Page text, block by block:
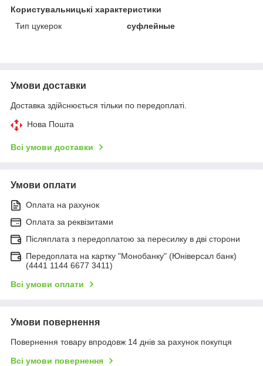
Користувальницькі характеристики
Тип цукерок
суфлейные
Умови доставки
Доставка здійснюється тільки по передоплаті.
Нова Пошта
Всі умови доставки
Умови оплати
Оплата на рахунок
Оплата за реквізитами
Післяплата з передоплатою за пересилку в дві сторони
Передоплата на картку "Монобанку" (Юніверсал банк)
(4441 1144 6677 3411)
Всі умови оплати
Умови повернення
Повернення товару впродовж 14 днів за рахунок покупця
Всі умови повернення